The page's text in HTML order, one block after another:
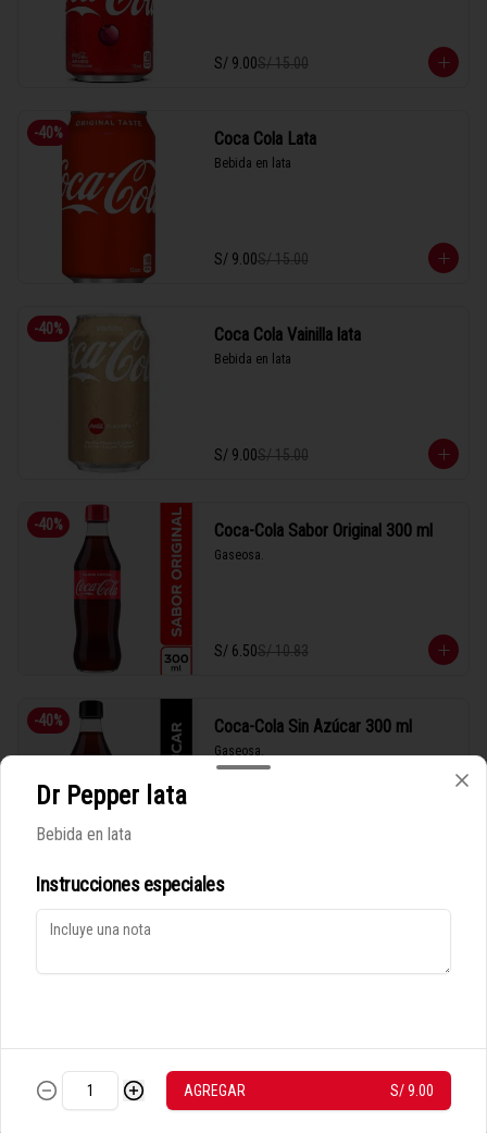
S/ 9.00S/ 15.00
-40% Coca Cola Lata
Bebida en lata
S/ 9.00S/ 15.00
-40% Coca Cola Vainilla lata
Bebida en lata
S/ 9.00S/ 15.00
-40% Coca-Cola Sabor Original 300 ml
Gaseosa.
S/ 6.50S/ 10.83
-40% Coca-Cola Sin Azúcar 300 ml
Gaseosa.
-
Política de Cookies
Haga clic en Aceptar para permitir que Justo use cookies a fin
CONFIGURACIÓN DE COOKIES ACEPTAR
Dr Pepper lata
Bebida en lata
Instrucciones especiales
AGREGAR S/ 9.00